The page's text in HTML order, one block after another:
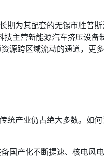
为其配套的无锡市胜普斯
主营新能源汽车挤压设备
源跨区域流动的通道，更
产业仍占绝大多数。如何
产化不断提速、核电风